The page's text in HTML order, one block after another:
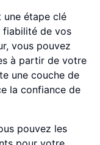
une étape clé
fiabilité de vos
vous pouvez
à partir de votre
une couche de
la confiance de
pouvez les